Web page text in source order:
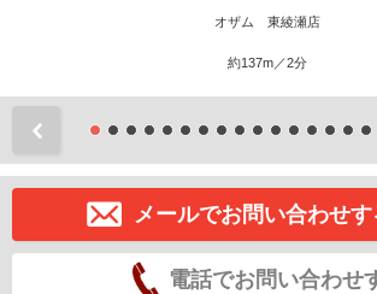
オザム 東綾瀬店
約137m／2分
メールでお問い合わせ
電話でお問い合わせ